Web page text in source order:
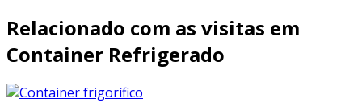
diversas outras estruturas metálicas. isso
permite que a t.a.m. miranda containers
disponibilize para venda e locação
equipamentos de alta durabilidade e que
ofereçam segurança aos seus usuários.
Relacionado com as visitas em
Container Refrigerado